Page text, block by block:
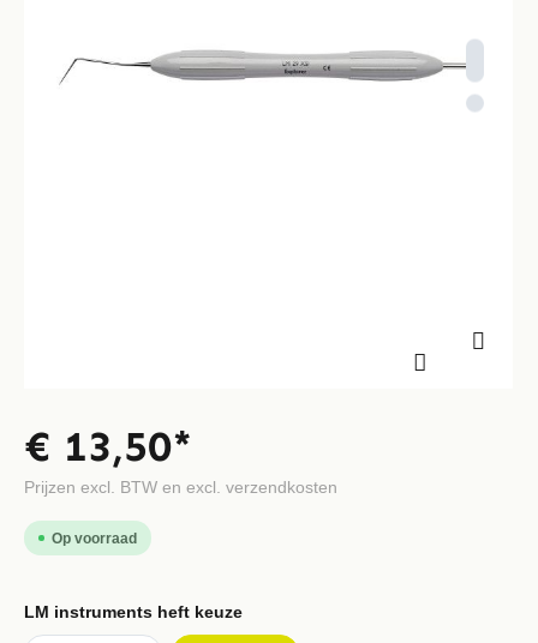
€ 13,50*
Prijzen excl. BTW en excl. verzendkosten
Op voorraad
LM instruments heft keuze